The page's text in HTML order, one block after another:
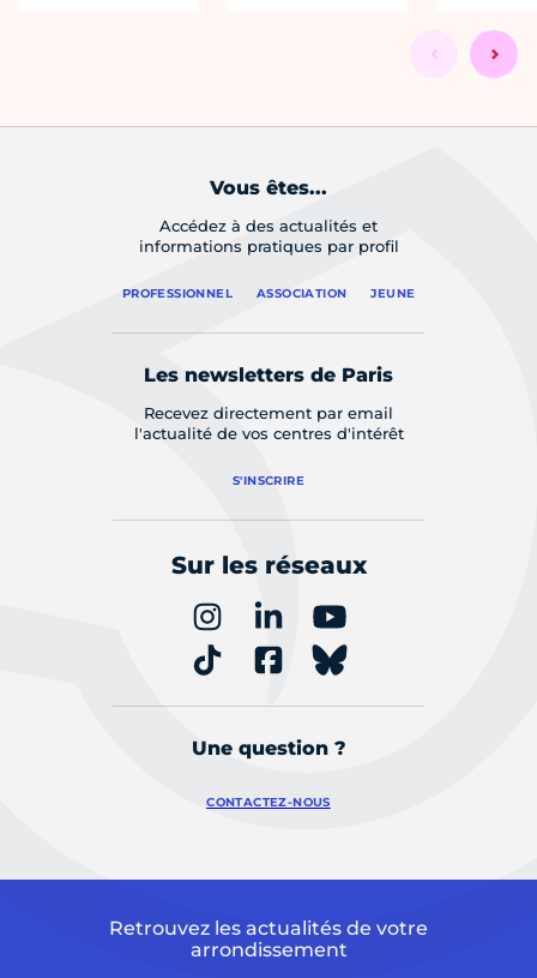
Vous êtes...
Accédez à des actualités et
informations pratiques par profil
PROFESSIONNEL ASSOCIATION JEUNE
Les newsletters de Paris
Recevez directement par email
l'actualité de vos centres d'intérêt
S'INSCRIRE
Sur les réseaux
Une question ?
CONTACTEZ-NOUS
Retrouvez les actualités de votre
arrondissement